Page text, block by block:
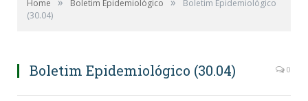
Home Boletim Epidemiológico
Boletim Epidemiológico
(30.04)
Boletim Epidemiológico (30.04) 0